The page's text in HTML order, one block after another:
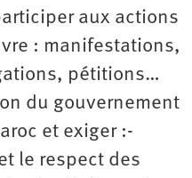
aux actions
: manifestations,
pétitions…
du gouvernement
et exiger :-
le respect des